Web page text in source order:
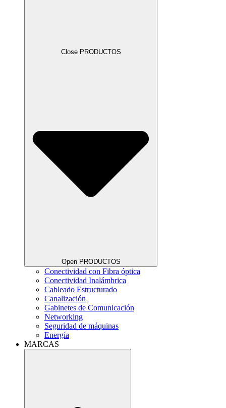
Close PRODUCTOS
Open PRODUCTOS
Conectividad con Fibra óptica
Conectividad Inalámbrica
Cableado Estructurado
Canalización
Gabinetes de Comunicación
Networking
Seguridad de máquinas
Energía
MARCAS